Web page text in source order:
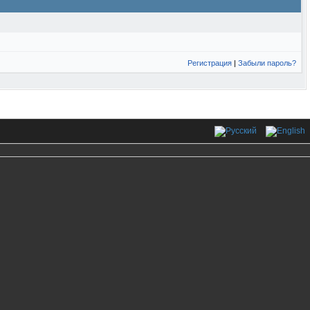
Регистрация | Забыли пароль?